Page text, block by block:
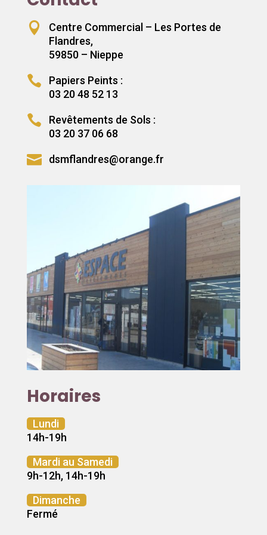

Centre Commercial – Les Portes de
Flandres,
59850 – Nieppe

Papiers Peints :
03 20 48 52 13

Revêtements de Sols :
03 20 37 06 68
 dsmflandres@orange.fr
Horaires
Lundi
14h-19h
Mardi au Samedi
9h-12h, 14h-19h
Dimanche
Fermé